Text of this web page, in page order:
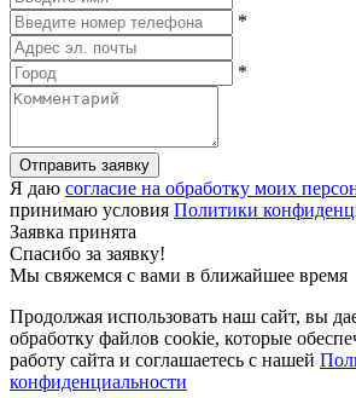
*
*
Отправить заявку
Я даю согласие на обработку моих
принимаю условия Политики
Заявка принята
Спасибо за заявку!
Мы свяжемся с вами в ближайшее время
Продолжая использовать наш сайт, вы
обработку файлов cookie, которые
работу сайта и соглашаетесь с нашей
конфиденциальности